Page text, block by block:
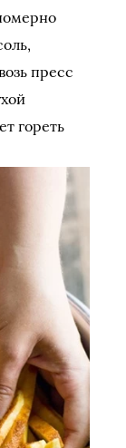
пресс
гореть